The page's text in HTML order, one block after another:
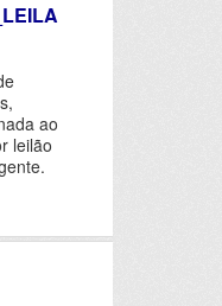
ao
leilão